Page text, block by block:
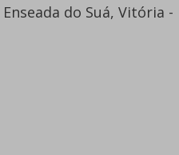
do Suá, Vitória -